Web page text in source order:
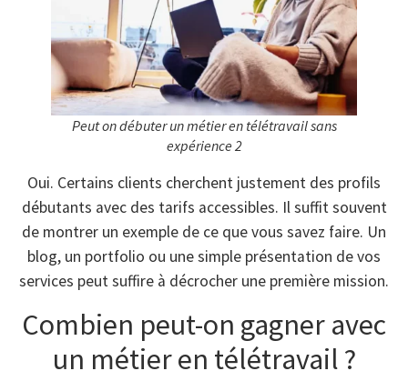
Peut on débuter un métier en télétravail sans
expérience 2
Oui. Certains clients cherchent justement des profils
débutants avec des tarifs accessibles. Il suffit souvent
de montrer un exemple de ce que vous savez faire. Un
blog, un portfolio ou une simple présentation de vos
services peut suffire à décrocher une première mission.
Combien peut-on gagner avec
un métier en télétravail ?